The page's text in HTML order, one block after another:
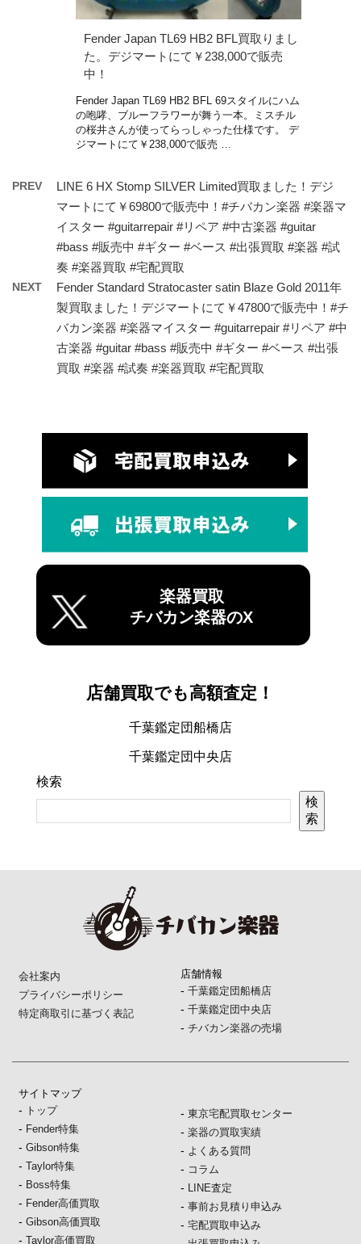
Fender Japan TL69 HB2 BFL買取りまし
た。デジマートにて￥238,000で販売
中！
Fender Japan TL69 HB2 BFL 69スタイルにハム
の咆哮、ブルーフラワーが舞う一本。ミスチル
の桜井さんが使ってらっしゃった仕様です。 デ
ジマートにて￥238,000で販売 …
PREV
LINE 6 HX Stomp SILVER Limited買取ました！デジ
マートにて￥69800で販売中！#チバカン楽器 #楽器マ
イスター #guitarrepair #リペア #中古楽器 #guitar
#bass #販売中 #ギター #ベース #出張買取 #楽器 #試
奏 #楽器買取 #宅配買取
NEXT
Fender Standard Stratocaster satin Blaze Gold 2011年
製買取ました！デジマートにて￥47800で販売中！#チ
バカン楽器 #楽器マイスター #guitarrepair #リペア #中
古楽器 #guitar #bass #販売中 #ギター #ベース #出張
買取 #楽器 #試奏 #楽器買取 #宅配買取
楽器買取
チバカン楽器のX
店舗買取でも高額査定！
千葉鑑定団船橋店
千葉鑑定団中央店
検索
検
索
会社案内
プライバシーポリシー
特定商取引に基づく表記
店舗情報
- 千葉鑑定団船橋店
- 千葉鑑定団中央店
- チバカン楽器の売場
サイトマップ
- トップ
- Fender特集
-Gibson特集
-Taylor特集
- Boss特集
- Fender高価買取
-Gibson高価買取
-Taylor高価買取
- 東京宅配買取センター
- 楽器の買取実績
- よくある質問
- コラム
- LINE査定
- 事前お見積り申込み
- 宅配買取申込み